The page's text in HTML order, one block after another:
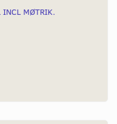
INCL MØTRIK.